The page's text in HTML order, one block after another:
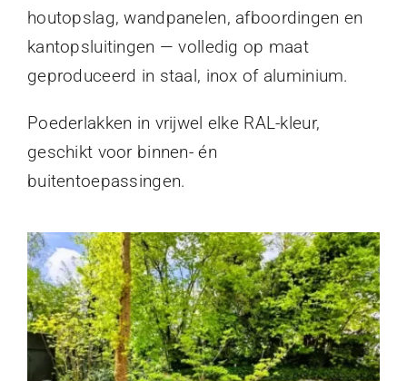
houtopslag, wandpanelen, afboordingen en
kantopsluitingen — volledig op maat
geproduceerd in staal, inox of aluminium.
Poederlakken in vrijwel elke RAL-kleur,
geschikt voor binnen- én
buitentoepassingen.